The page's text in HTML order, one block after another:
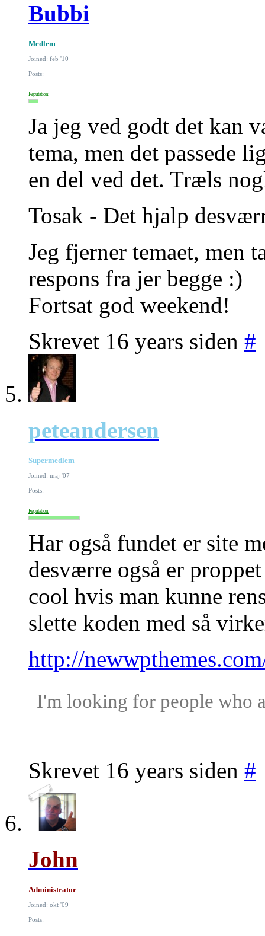
Bubbi
Medlem
Joined: feb '10
Posts:
Reputation:
Ja jeg ved godt det kan
tema, men det passede
en del ved det. Træls
Tosak - Det hjalp
Jeg fjerner temaet, men
respons fra jer begge :)
Fortsat god weekend!
Skrevet 16 years siden #
peteandersen
Supermedlem
Joined: maj '07
Posts:
Reputation:
Har også fundet er site
desværre også er
cool hvis man kunne
slette koden med så
http://
I'm looking for people who
Skrevet 16 years siden #
John
Administrator
Joined: okt '09
Posts: